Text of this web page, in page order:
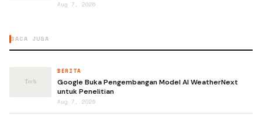
Aug 7, 2026
BACA JUGA
BERITA
Google Buka Pengembangan Model AI WeatherNext
untuk Penelitian
Aug 7, 2026